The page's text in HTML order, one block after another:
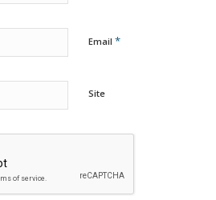
Email *
Site